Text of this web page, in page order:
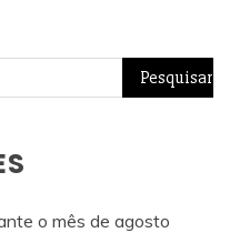
o mês de agosto